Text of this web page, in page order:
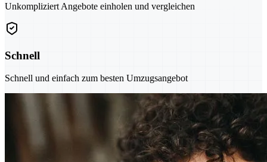
Unkompliziert Angebote einholen und vergleichen
Schnell
Schnell und einfach zum besten Umzugsangebot